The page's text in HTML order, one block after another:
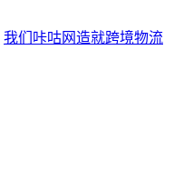
我们 咔咕网造就跨境物流